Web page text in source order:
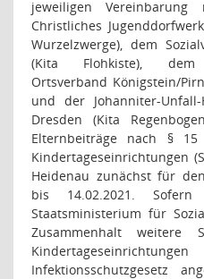
jeweiligen
Christliches Jugenddorfwerk
Wurzelzwerge), dem
(Kita Flohkiste), dem
Ortsverband Königstein/
und der Johanniter-
Dresden (Kita
Elternbeiträge nach § 15
Kindertageseinrichtungen
Heidenau zunächst für
bis 14.02.2021.
Staatsministerium für
Zusammenhalt
Infektionsschutzgesetz